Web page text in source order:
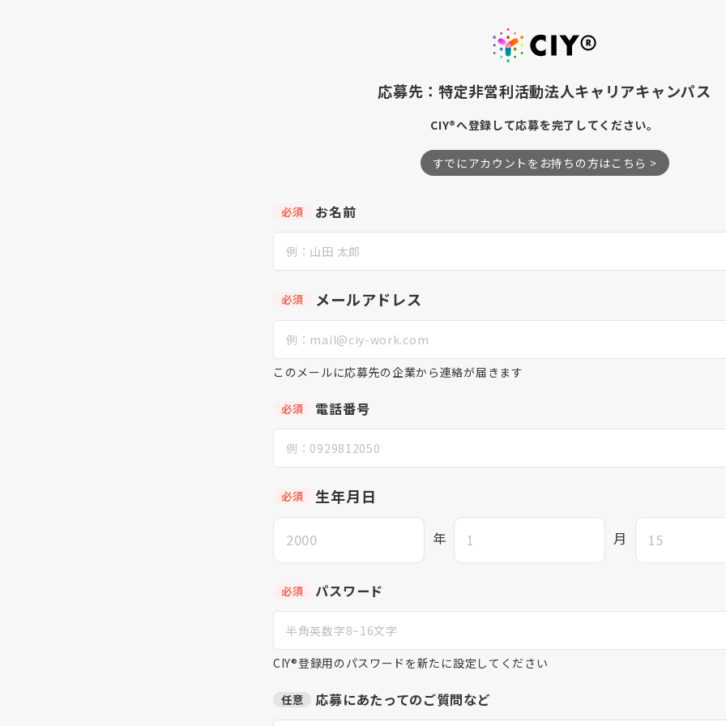
応募先：特定非営利活動法人キャリアキャンパス
CIY®へ登録して応募を完了してください。
すでにアカウントをお持ちの方はこちら >
必須 お名前
必須 メールアドレス
このメールに応募先の企業から連絡が届きます
必須 電話番号
必須 生年月日
年 月
必須 パスワード
CIY®登録用のパスワードを新たに設定してください
任意 応募にあたってのご質問など